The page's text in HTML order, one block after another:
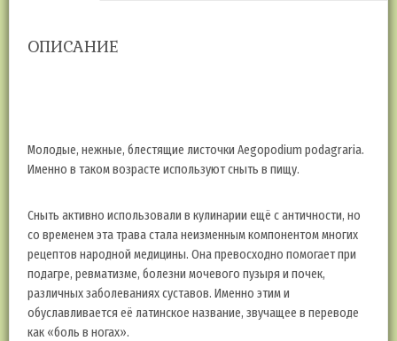
ОПИСАНИЕ
Молодые, нежные, блестящие листочки Aegopodium podagraria.
Именно в таком возрасте используют сныть в пищу.
Сныть активно использовали в кулинарии ещё с античности, но
со временем эта трава стала неизменным компонентом многих
рецептов народной медицины. Она превосходно помогает при
подагре, ревматизме, болезни мочевого пузыря и почек,
различных заболеваниях суставов. Именно этим и
обуславливается её латинское название, звучащее в переводе
как «боль в ногах».